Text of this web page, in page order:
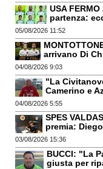
USA
partenza:
05/08/2026 11:52
arrivano Di
04/08/2026 9:03
"La
Camerino e
04/08/2026 5:55
SPES
premia:
03/08/2026 15:36
BUCCI: "La
giusta per